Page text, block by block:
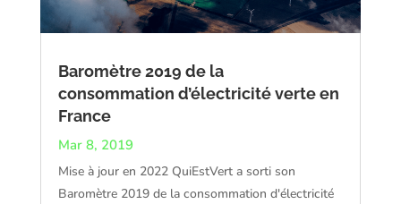
Baromètre 2019 de la
consommation d’électricité verte en
France
Mar 8, 2019
Mise à jour en 2022 QuiEstVert a sorti son
Baromètre 2019 de la consommation d'électricité